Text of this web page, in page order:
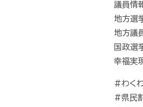
議員
地方
地方
国政
幸福
#わくわ
#県民割